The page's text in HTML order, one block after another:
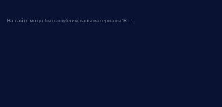
На сайте могут быть опубликованы материалы 18+!